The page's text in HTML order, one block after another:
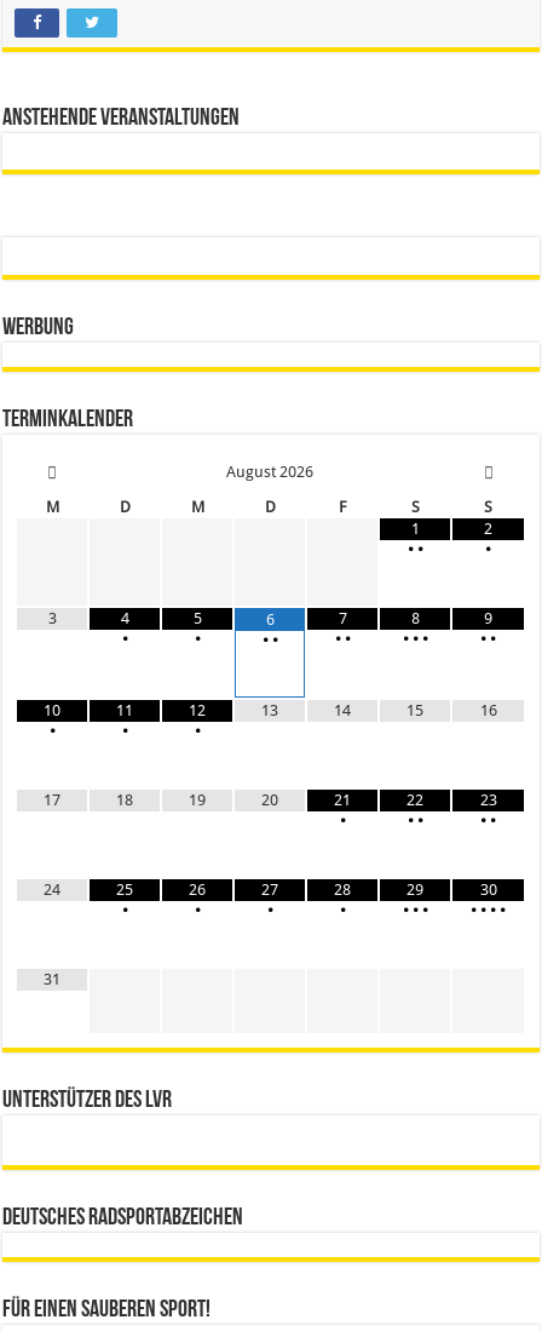
Anstehende Veranstaltungen
Werbung
Terminkalender
August 2026
M
D M D F S
S
1
• •
2
•
3
4
•
5
•
6
• •
7
• •
8
• • •
9
• •
10
•
11
•
12
•
13 14 15 16
17 18 19 20
21
•
22
• •
23
• •
24
25
•
26
•
27
•
28
•
29
• • •
30
• • • •
31
Unterstützer des LVR
Deutsches Radsportabzeichen
Für einen sauberen Sport!